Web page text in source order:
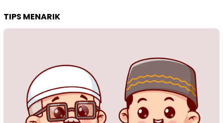
TIPS MENARIK